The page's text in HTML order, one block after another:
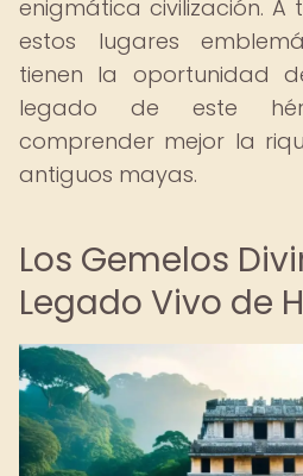
enigmática civilización.
estos lugares
tienen la oportunidad
legado de este
comprender mejor la
antiguos mayas.
Los Gemelos
Legado Vivo de